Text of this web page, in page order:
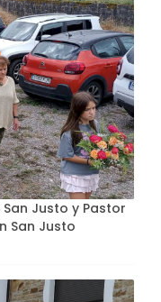
Justo y Pastor
San Justo